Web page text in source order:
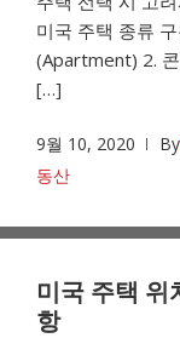
미국 주택 종류
(Apartment) 2.
[…]
9월 10, 2020 By
동산
미국 주택 위
항